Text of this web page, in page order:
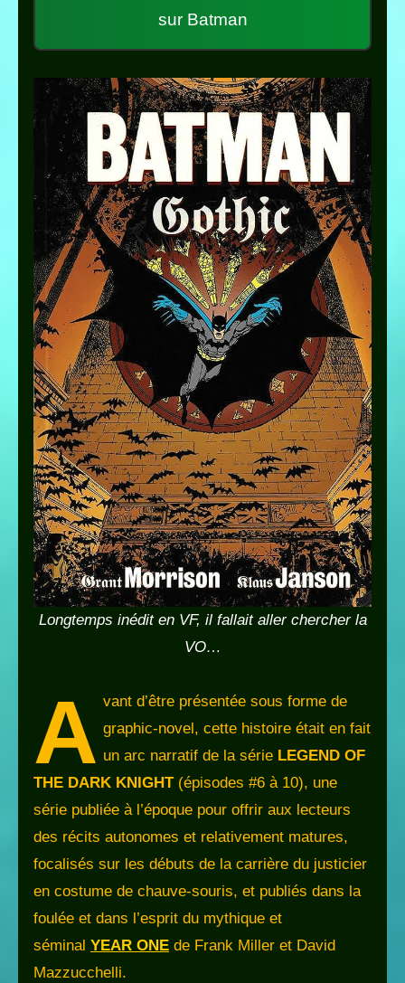
sur Batman
Longtemps inédit en VF, il fallait aller chercher la
VO…
A vant d’être présentée sous forme de
graphic-novel, cette histoire était en fait
un arc narratif de la série LEGEND OF
THE DARK KNIGHT(épisodes #6 à 10), une
série publiée à l’époque pour offrir aux lecteurs
des récits autonomes et relativement matures,
focalisés sur les débuts de la carrière du justicier
en costume de chauve-souris, et publiés dans la
foulée et dans l’esprit du mythique et
séminal YEAR ONE de Frank Miller et David
Mazzucchelli.